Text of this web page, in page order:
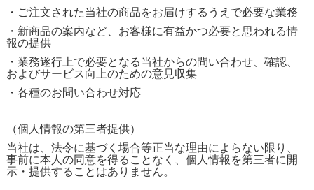
・ご注文された当社の商品をお届けするうえで必要な業務
・新商品の案内など、お客様に有益かつ必要と思われる情
報の提供
・業務遂行上で必要となる当社からの問い合わせ、確認、
およびサービス向上のための意見収集
・各種のお問い合わせ対応
（個人情報の第三者提供）
当社は、法令に基づく場合等正当な理由によらない限り、
事前に本人の同意を得ることなく、個人情報を第三者に開
示・提供することはありません。